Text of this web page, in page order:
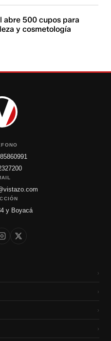
abre 500 cupos para
y cosmetología
y Boyacá
›
›
›
›